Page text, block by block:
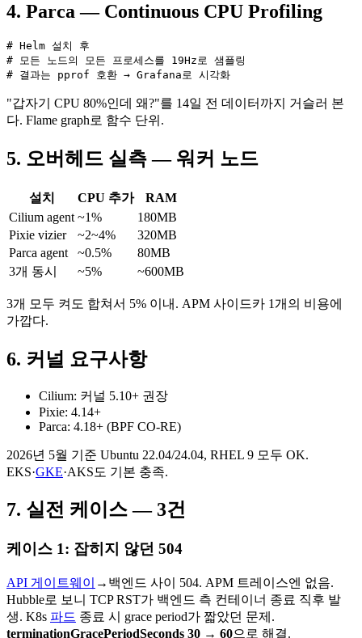
4. Parca — Continuous CPU Profiling
# Helm 설치 후
# 모든 노드의 모든 프로세스를 19Hz로 샘플링
# 결과는 pprof 호환 → Grafana로 시각화
"갑자기 CPU 80%인데 왜?"를 14일 전 데이터까지 거슬러 본
다. Flame graph로 함수 단위.
5. 오버헤드 실측 — 워커 노드
설치 CPU 추가
RAM
Cilium agent ~1%
180MB
Pixie vizier
~2~4%
320MB
Parca agent
~0.5%
80MB
3개 동시
~5% ~600MB
3개 모두 켜도 합쳐서 5% 이내. APM 사이드카 1개의 비용에
가깝다.
6. 커널 요구사항
Cilium: 커널 5.10+ 권장
Pixie: 4.14+
Parca: 4.18+ (BPF CO-RE)
2026년 5월 기준 Ubuntu 22.04/24.04, RHEL 9 모두 OK.
EKS·GKE·AKS도 기본 충족.
7. 실전 케이스 — 3건
케이스 1: 잡히지 않던 504
API 게이트웨이 →백엔드 사이 504. APM 트레이스엔 없음.
Hubble로 보니 TCP RST가 백엔드 측 컨테이너 종료 직후 발
생. K8s 파드 종료 시 grace period가 짧았던 문제.
terminationGracePeriodSeconds 30 → 60으로 해결.